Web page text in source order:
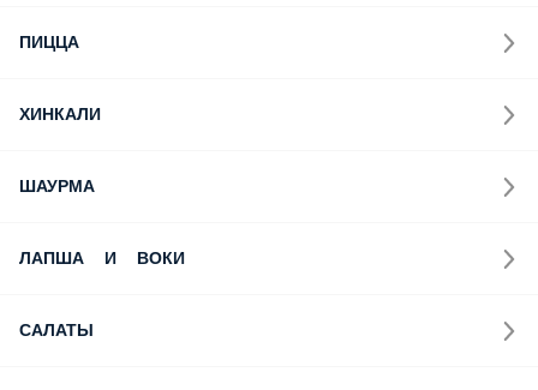
ПИЦЦА
ХИНКАЛИ
ШАУРМА
ЛАПША И ВОКИ
САЛАТЫ